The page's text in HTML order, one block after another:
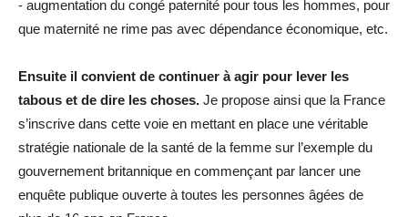
⁃ augmentation du congé paternité pour tous les hommes, pour
que maternité ne rime pas avec dépendance économique, etc.
Ensuite il convient de continuer à agir pour lever les
tabous et de dire les choses. Je propose ainsi que la France
s’inscrive dans cette voie en mettant en place une véritable
stratégie nationale de la santé de la femme sur l’exemple du
gouvernement britannique en commençant par lancer une
enquête publique ouverte à toutes les personnes âgées de